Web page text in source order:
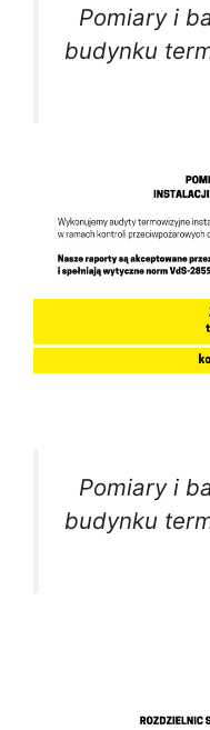
Pomiary i
budynku
Pomiary i
budynku